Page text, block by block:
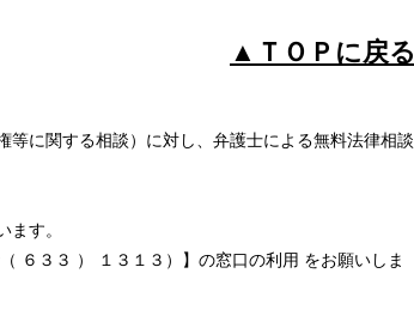
▲ＴＯＰに戻る
に関する相談）に対し、弁護士による無料法律相談
す。
６３３ ） １３１３）】の窓口の利用 をお願いしま